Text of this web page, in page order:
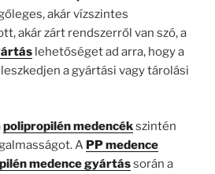
akár vízszintes
akár zárt rendszerről van szó, a
lehetőséget ad arra, hogy a
a gyártási vagy tárolási
polipropilén medencékszintén
A PP medence
medence gyártássorán a